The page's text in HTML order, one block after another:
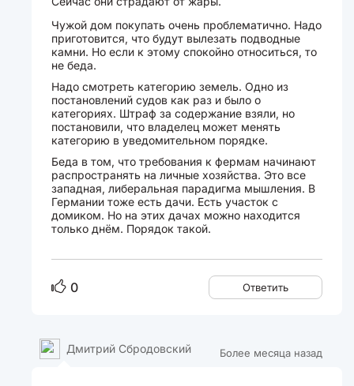
Чужой дом покупать очень проблематично. Надо
приготовится, что будут вылезать подводные
камни. Но если к этому спокойно относиться, то
не беда.
Надо смотреть категорию земель. Одно из
постановлений судов как раз и было о
категориях. Штраф за содержание взяли, но
постановили, что владелец может менять
категорию в уведомительном порядке.
Беда в том, что требования к фермам начинают
распространять на личные хозяйства. Это все
западная, либеральная парадигма мышления. В
Германии тоже есть дачи. Есть участок с
домиком. Но на этих дачах можно находится
только днём. Порядок такой.
0 Ответить
Более месяца назад
Дмитрий Сбродовский